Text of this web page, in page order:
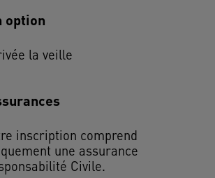
option
la veille
inscription comprend
une assurance
Civile.